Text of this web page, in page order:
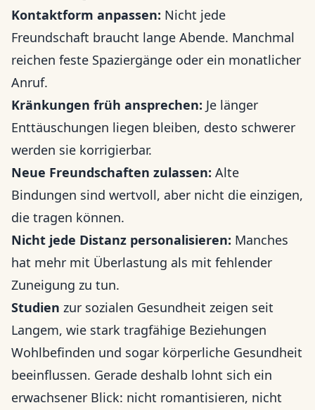
Kontaktform anpassen: Nicht jede
Freundschaft braucht lange Abende. Manchmal
reichen feste Spaziergänge oder ein monatlicher
Anruf.
Kränkungen früh ansprechen: Je länger
Enttäuschungen liegen bleiben, desto schwerer
werden sie korrigierbar.
Neue Freundschaften zulassen: Alte
Bindungen sind wertvoll, aber nicht die einzigen,
die tragen können.
Nicht jede Distanz personalisieren: Manches
hat mehr mit Überlastung als mit fehlender
Zuneigung zu tun.
Studien zur sozialen Gesundheit zeigen seit
Langem, wie stark tragfähige Beziehungen
Wohlbefinden und sogar körperliche Gesundheit
beeinflussen. Gerade deshalb lohnt sich ein
erwachsener Blick: nicht romantisieren, nicht